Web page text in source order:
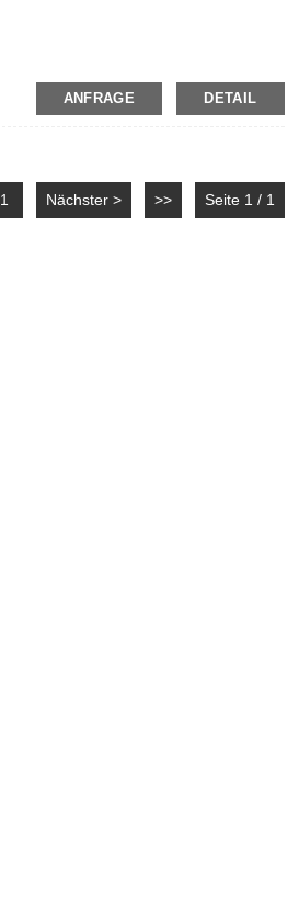
ANFRAGE DETAIL
1 Nächster > >> Seite 1 / 1